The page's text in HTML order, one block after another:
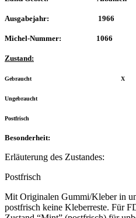
Ausgabejahr: 1966
Michel-Nummer: 1066
Zustand:
Gebraucht X
Ungebraucht
Postfrisch
Besonderheit:
Erläuterung des Zustandes:
Postfrisch
Mit Originalen Gummi/Kleber in
postfrisch keine Kleberreste. Für